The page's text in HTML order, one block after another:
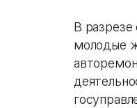
В разрезе
молодые